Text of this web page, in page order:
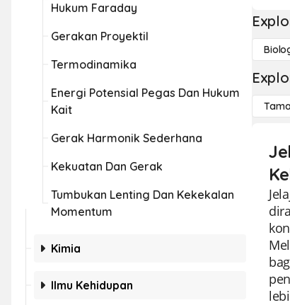
Hukum Faraday
Gerakan Proyektil
Termodinamika
Energi Potensial Pegas Dan Hukum
Kait
Gerak Harmonik Sederhana
Kekuatan Dan Gerak
Tumbukan Lenting Dan Kekekalan
Momentum
Kimia
Ilmu Kehidupan